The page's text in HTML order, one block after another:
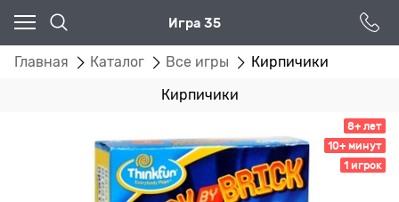
Игра 35
Главная Каталог Все игры Кирпичики
Кирпичики
8+ лет
10+ минут
1 игрок